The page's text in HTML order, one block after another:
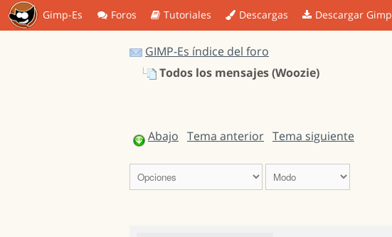
Gimp-Es Foros Tutoriales Descargas Descargar Gimp
GIMP-Es índice del foro
Todos los mensajes (Woozie)
Abajo Tema anterior Tema siguiente